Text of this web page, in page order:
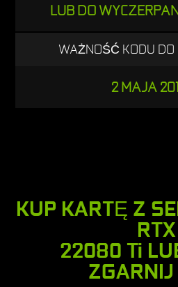
LUB DO
WAŻNOŚĆ KODU DO
2 MAJA
KUP KARTĘ Z
RTX
22080 Ti
ZGARNIJ